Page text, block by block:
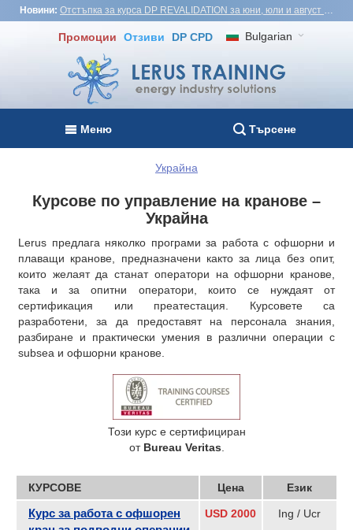
Новини: Отстъпка за курса DP REVALIDATION за юни, юли и август - USD1,000! Виетнам, Турция, Малайзия
Промоции Отзиви DP CPD Bulgarian
Меню Търсене
Украйна
Курсове по управление на кранове –
Украйна
Lerus предлага няколко програми за работа с офшорни и
плаващи кранове, предназначени както за лица без опит,
които желаят да станат оператори на офшорни кранове,
така и за опитни оператори, които се нуждаят от
сертификация или преатестация. Курсовете са
разработени, за да предоставят на персонала знания,
разбиране и практически умения в различни операции с
subsea и офшорни кранове.
Този курс е сертифициран
от Bureau Veritas
КУРСОВЕ Цена Език
Курс за работа с офшорен
USD 2000 Ing / Ucr